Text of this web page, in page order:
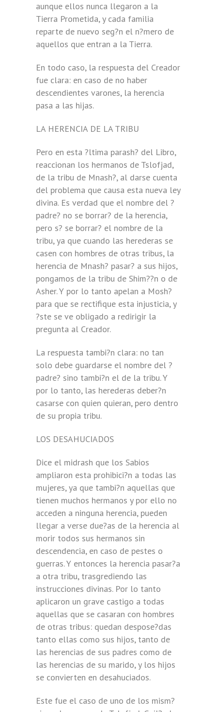
aunque ellos nunca llegaron a la
Tierra Prometida, y cada familia
reparte de nuevo seg?n el n?mero de
aquellos que entran a la Tierra.
En todo caso, la respuesta del Creador
fue clara: en caso de no haber
descendientes varones, la herencia
pasa a las hijas.
LA HERENCIA DE LA TRIBU
Pero en esta ?ltima parash? del Libro,
reaccionan los hermanos de Tslofjad,
de la tribu de Mnash?, al darse cuenta
del problema que causa esta nueva ley
divina. Es verdad que el nombre del ?
padre? no se borrar? de la herencia,
pero s? se borrar? el nombre de la
tribu, ya que cuando las herederas se
casen con hombres de otras tribus, la
herencia de Mnash? pasar? a sus hijos,
pongamos de la tribu de Shim??n o de
Asher. Y por lo tanto apelan a Mosh?
para que se rectifique esta injusticia, y
?ste se ve obligado a redirigir la
pregunta al Creador.
La respuesta tambi?n clara: no tan
solo debe guardarse el nombre del ?
padre? sino tambi?n el de la tribu. Y
por lo tanto, las herederas deber?n
casarse con quien quieran, pero dentro
de su propia tribu.
LOS DESAHUCIADOS
Dice el midrash que los Sabios
ampliaron esta prohibici?n a todas las
mujeres, ya que tambi?n aquellas que
tienen muchos hermanos y por ello no
acceden a ninguna herencia, pueden
llegar a verse due?as de la herencia al
morir todos sus hermanos sin
descendencia, en caso de pestes o
guerras. Y entonces la herencia pasar?a
a otra tribu, trasgrediendo las
instrucciones divinas. Por lo tanto
aplicaron un grave castigo a todas
aquellas que se casaran con hombres
de otras tribus: quedan despose?das
tanto ellas como sus hijos, tanto de
las herencias de sus padres como de
las herencias de su marido, y los hijos
se convierten en desahuciados.
Este fue el caso de uno de los mism?